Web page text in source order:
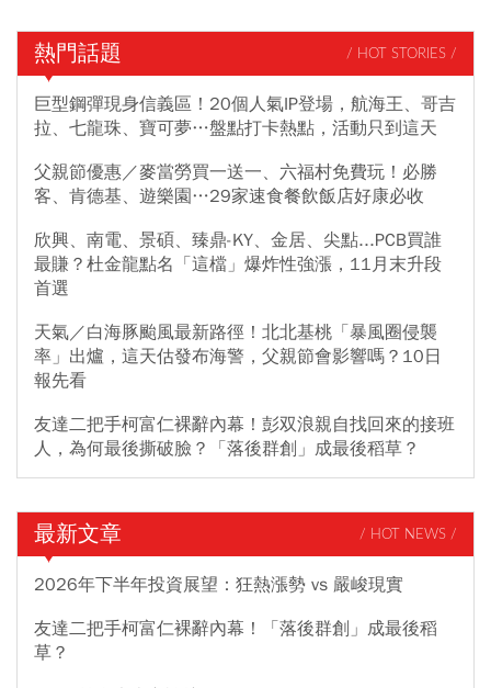
熱門話題 / HOT STORIES /
巨型鋼彈現身信義區！20個人氣IP登場，航海王、哥吉
拉、七龍珠、寶可夢…盤點打卡熱點，活動只到這天
父親節優惠／麥當勞買一送一、六福村免費玩！必勝
客、肯德基、遊樂園…29家速食餐飲飯店好康必收
欣興、南電、景碩、臻鼎-KY、金居、尖點...PCB買誰
最賺？杜金龍點名「這檔」爆炸性強漲，11月末升段
首選
天氣／白海豚颱風最新路徑！北北基桃「暴風圈侵襲
率」出爐，這天估發布海警，父親節會影響嗎？10日
報先看
友達二把手柯富仁裸辭內幕！彭双浪親自找回來的接班
人，為何最後撕破臉？「落後群創」成最後稻草？
最新文章 / HOT NEWS /
2026年下半年投資展望：狂熱漲勢 vs 嚴峻現實
友達二把手柯富仁裸辭內幕！「落後群創」成最後稻
草？